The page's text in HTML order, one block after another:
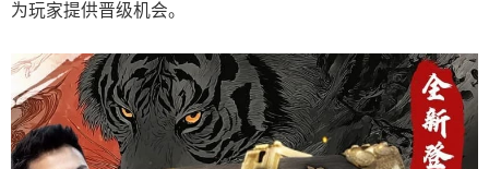
为玩家提供晋级机会。